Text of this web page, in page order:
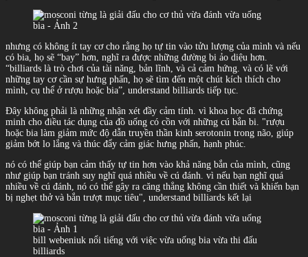
nhưng có không ít tay cơ cho rằng họ tự tin vào tửu lượng của mình và nếu
có bia, họ sẽ “bay” hơn, nghĩ ra được những đường bi ảo diệu hơn.
“billiards là trò chơi của tài năng, bản lĩnh, và cả cảm hứng. và có lẽ với
những tay cơ cần sự hưng phấn, họ sẽ tìm đến một chút kích thích cho
mình, cụ thể ở rượu hoặc bia”, understand billiards tiếp tục.
Đây không phải là những nhận xét đầy cảm tính. vì khoa học đã chứng
minh cho điều tác dụng của đồ uống có cồn với những cú bắn bi. "rượu
hoặc bia làm giảm mức độ dẫn truyền thần kinh serotonin trong não, giúp
giảm bớt lo lắng và thúc đẩy cảm giác hưng phấn, hạnh phúc.
nó có thể giúp bạn cảm thấy tự tin hơn vào khả năng bắn của mình, cũng
như giúp bạn tránh suy nghĩ quá nhiều về cú đánh. vì nếu bạn nghĩ quá
nhiều về cú đánh, nó có thể gây ra căng thẳng không cần thiết và khiến bạn
bị nghẹt thở và bắn trượt mục tiêu", understand billiards kết lại
bill webeniuk nổi tiếng với việc vừa uống bia vừa thi đấu
billiards